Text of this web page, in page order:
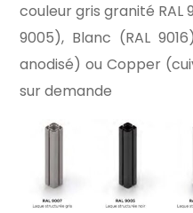
couleur gris granité RAL
9005), Blanc (RAL
anodisé) ou Copper
sur demande